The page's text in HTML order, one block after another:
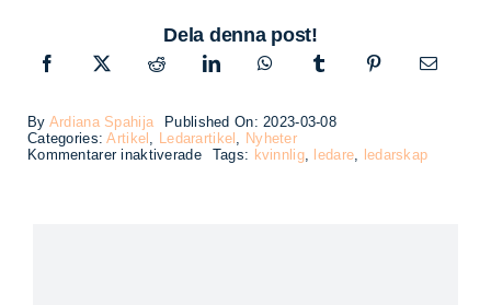
Dela denna post!
By Ardiana Spahija
Published On: 2023-03-08
Categories:Artikel Ledarartikel
Nyheter
Kommentarer inaktiveradeförTags: kvinnlig, ledare ledarskap